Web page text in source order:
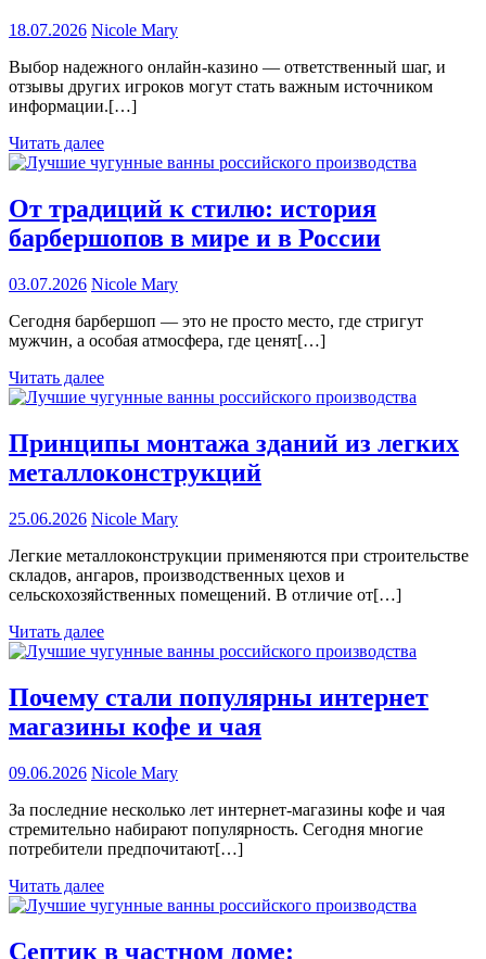
18.07.2026 Nicole Mary
Выбор надежного онлайн-казино — ответственный шаг, и
отзывы других игроков могут стать важным источником
информации.[…]
Читать далее
От традиций к стилю: история
барбершопов в мире и в России
03.07.2026 Nicole Mary
Сегодня барбершоп — это не просто место, где стригут
мужчин, а особая атмосфера, где ценят[…]
Читать далее
Принципы монтажа зданий из легких
металлоконструкций
25.06.2026 Nicole Mary
Легкие металлоконструкции применяются при строительстве
складов, ангаров, производственных цехов и
сельскохозяйственных помещений. В отличие от[…]
Читать далее
Почему стали популярны интернет
магазины кофе и чая
09.06.2026 Nicole Mary
За последние несколько лет интернет-магазины кофе и чая
стремительно набирают популярность. Сегодня многие
потребители предпочитают[…]
Читать далее
Септик в частном доме: